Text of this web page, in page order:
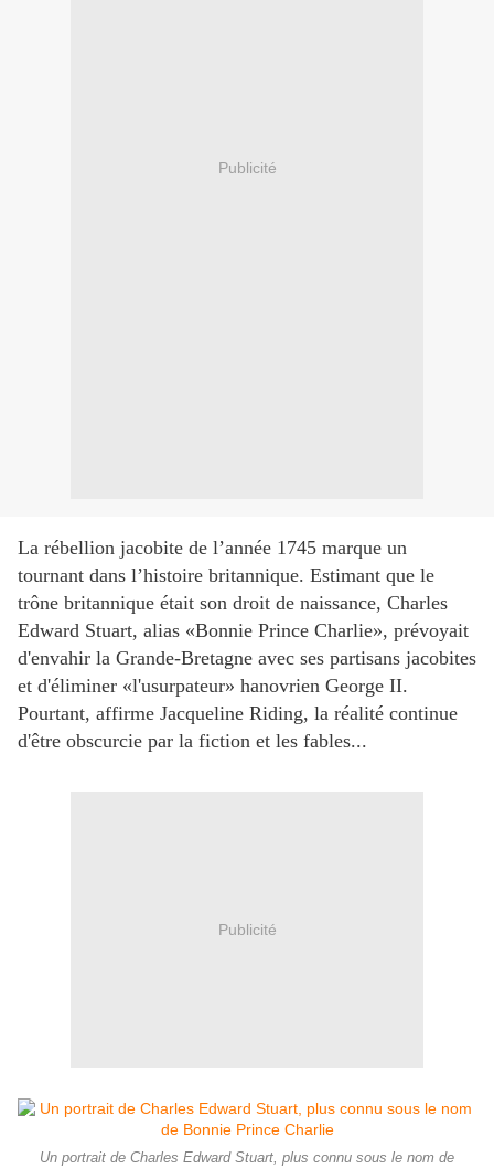
Publicité
La rébellion jacobite de l’année 1745 marque un
tournant dans l’histoire britannique. Estimant que le
trône britannique était son droit de naissance, Charles
Edward Stuart, alias «Bonnie Prince Charlie», prévoyait
d'envahir la Grande-Bretagne avec ses partisans jacobites
et d'éliminer «l'usurpateur» hanovrien George II.
Pourtant, affirme Jacqueline Riding, la réalité continue
d'être obscurcie par la fiction et les fables...
Publicité
Un portrait de Charles Edward Stuart, plus connu sous le nom de